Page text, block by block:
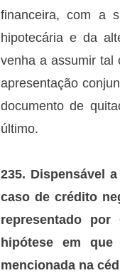
financeira, com a
hipotecária e da
venha a assumir tal
apresentação
documento de
último.
235. Dispensável
caso de crédito
representado por
hipótese em
mencionada na